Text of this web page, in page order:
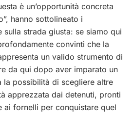
è un’opportunità concreta
hanno sottolineato i
strada giusta: se siamo qui
convinti che la
un valido strumento di
da qui dopo aver imparato un
la possibilità di scegliere altre
apprezzata dai detenuti, pronti
ai fornelli per conquistare quel